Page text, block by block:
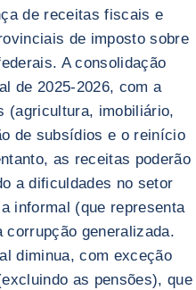
de receitas fiscais e
de imposto sobre
A consolidação
de 2025-2026, com a
(agricultura, imobiliário,
de subsídios e o reinício
as receitas poderão
a dificuldades no setor
informal (que representa
generalizada.
diminua, com exceção
as pensões), que